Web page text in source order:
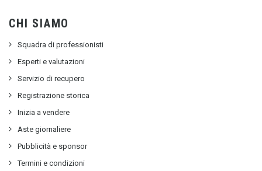
CHI SIAMO
Squadra di professionisti
Esperti e valutazioni
Servizio di recupero
Registrazione storica
Inizia a vendere
Aste giornaliere
Pubblicità e sponsor
Termini e condizioni